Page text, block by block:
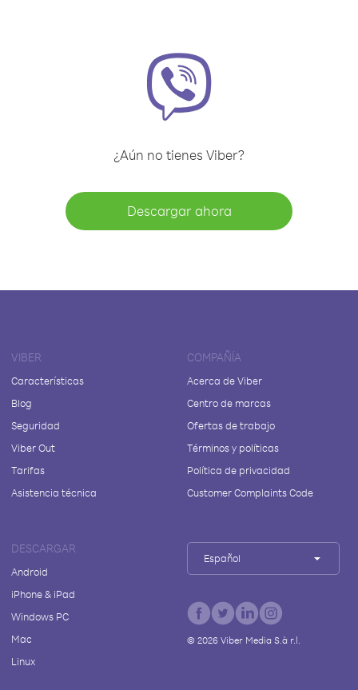
¿Aún no tienes Viber?
Descargar ahora
VIBER
Características
Blog
Seguridad
Viber Out
Tarifas
Asistencia técnica
COMPAÑÍA
Acerca de Viber
Centro de marcas
Ofertas de trabajo
Términos y políticas
Política de privacidad
Customer Complaints Code
DESCARGAR
Android
iPhone & iPad
Windows PC
Mac
Linux
Español
© 2026Viber Media S.à r.l.